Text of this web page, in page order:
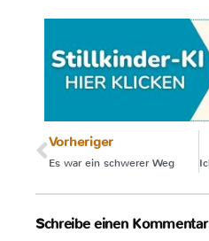
Vorheriger
Es war ein schwerer Weg
Schreibe einen Kommentar